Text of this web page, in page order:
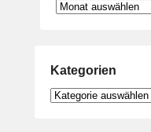
Archiv
Kategorien
Kategorien